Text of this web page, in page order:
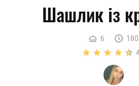
Шашлик із
6
180